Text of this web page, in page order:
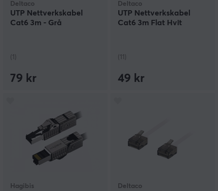
Deltaco
UTP Nettverkskabel
Cat6 3m - Grå
(1)
79 kr
Deltaco
UTP Nettverkskabel
Cat6 3m Flat Hvit
(11)
49 kr
Hagibis Deltaco